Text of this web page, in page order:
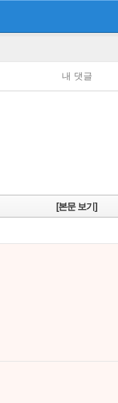
내 댓글
[본문 보기]